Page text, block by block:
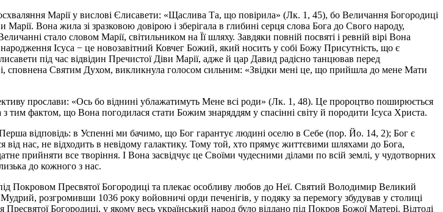
Марії у вислові Єлисавети: «Щаслива Та, що повірила» (Лк. 1, 45), бо Величання Богородиці
Вона жила зі зразковою довірою і зберігала в глибині серця слова Бога до Свого народу,
стало словом Марії, світильником на Її шляху. Завдяки повній посвяті і ревній вірі Вона
Ісуса − це новозавітний Ковчег Божий, який носить у собі Божу Присутність, що є
під час відвідин Пречистої Діви Марії, адже й цар Давид радісно танцював перед
і, сповнена Святим Духом, викликнула голосом сильним: «Звідки мені це, що прийшла до мене Мати
прослави: «Ось бо віднині ублажатимуть Мене всі роди» (Лк. 1, 48). Це пророцтво поширюється
тим фактом, що Вона погодилася стати Божим знаряддям у спасінні світу й породити Ісуса Христа.
відповідь: в Успенні ми бачимо, що Бог гарантує людині оселю в Себе (пор. Йо. 14, 2); Бог є
нас, не відходить в невідому галактику. Тому той, хто прямує життєвими шляхами до Бога,
прийняти все творіння. І Вона засвідчує це Своїми чудесними ділами по всій землі, у чудотворних
до кожного з нас.
Покровом Пресвятої Богородиці та плекає особливу любов до Неї. Святий Володимир Великий
розгромивши 1036 року войовничі орди печенігів, у подяку за перемогу збудував у столиці
Богородиці, у якому весь український народ було віддано під Покров Божої Матері. Відтоді